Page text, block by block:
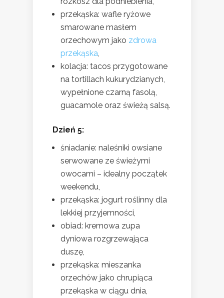
przekąska: wafle ryżowe
smarowane masłem
orzechowym jako zdrowa
przekąska,
kolacja: tacos przygotowane
na tortillach kukurydzianych,
wypełnione czarną fasolą,
guacamole oraz świeżą salsą.
Dzień 5:
śniadanie: naleśniki owsiane
serwowane ze świeżymi
owocami – idealny początek
weekendu,
przekąska: jogurt roślinny dla
lekkiej przyjemności,
obiad: kremowa zupa
dyniowa rozgrzewająca
duszę,
przekąska: mieszanka
orzechów jako chrupiąca
przekąska w ciągu dnia,